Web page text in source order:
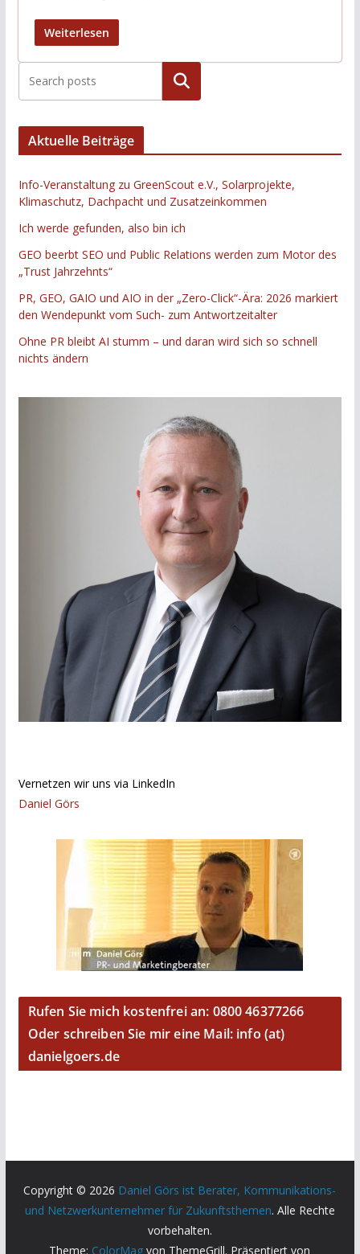
Weiterlesen
Suchen
Aktuelle Beiträge
Info-Veranstaltung zu GreenScout e.V., Solarprojekte,
Klimaschutz, Dachpacht und Zusatzeinkommen
Ich werde gefunden, also bin ich
GEO beerbt SEO und Public Relations werden zum Motor des
„Trust Jahrzehnts“
PR, GEO, GAIO und AIO in der „Zero-Click“-Ära: 2026 markiert
den Wendepunkt vom Such- zum Antwortzeitalter
Ohne PR bleibt AI stumm – und daran wird sich so schnell
nichts ändern
Vernetzen wir uns via LinkedIn
Daniel Görs
Rufen Sie mich kostenfrei an: 0800 46377266
Oder schreiben Sie mir eine Mail: info (at)
danielgoers.de
Copyright © 2026 Daniel Görs ist Berater, Kommunikations-
und Netzwerkunternehmer für Zukunftsthemen. Alle Rechte
vorbehalten.
Theme: ColorMag von ThemeGrill. Präsentiert von